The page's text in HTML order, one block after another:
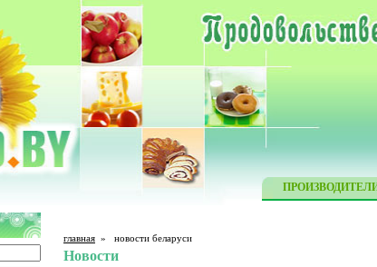
главная » новости беларуси
Новости